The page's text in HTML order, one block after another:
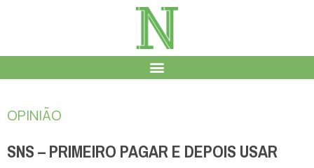
OPINIÃO
SNS – PRIMEIRO PAGAR E DEPOIS USAR